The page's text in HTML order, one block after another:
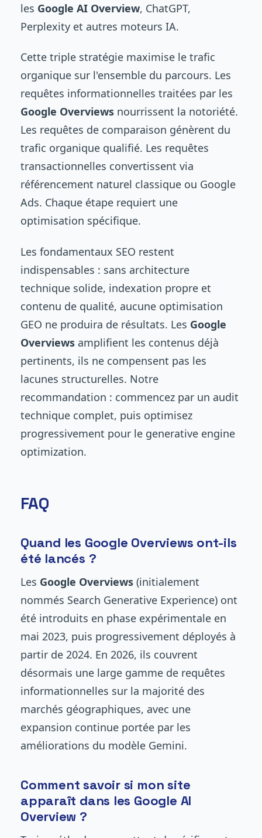
les Google AI Overview, ChatGPT,
Perplexity et autres moteurs IA.
Cette triple stratégie maximise le trafic
organique sur l'ensemble du parcours. Les
requêtes informationnelles traitées par les
Google Overviews nourrissent la notoriété.
Les requêtes de comparaison génèrent du
trafic organique qualifié. Les requêtes
transactionnelles convertissent via
référencement naturel classique ou Google
Ads. Chaque étape requiert une
optimisation spécifique.
Les fondamentaux SEO restent
indispensables : sans architecture
technique solide, indexation propre et
contenu de qualité, aucune optimisation
GEO ne produira de résultats. Les Google
Overviews amplifient les contenus déjà
pertinents, ils ne compensent pas les
lacunes structurelles. Notre
recommandation : commencez par un audit
technique complet, puis optimisez
progressivement pour le generative engine
optimization.
FAQ
Quand les Google Overviews ont-ils
été lancés ?
Les Google Overviews (initialement
nommés Search Generative Experience) ont
été introduits en phase expérimentale en
mai 2023, puis progressivement déployés à
partir de 2024. En 2026, ils couvrent
désormais une large gamme de requêtes
informationnelles sur la majorité des
marchés géographiques, avec une
expansion continue portée par les
améliorations du modèle Gemini.
Comment savoir si mon site
apparaît dans les Google AI
Overview ?